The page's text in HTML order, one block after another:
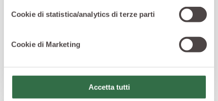
Cookie di statistica/analytics di terze parti
Cookie di Marketing
Accetta tutti
I CONSIGLI DI VALFRUTTA
gourmet di novembre che non ti aspetti
Vuoi sorprendere i tuoi ospiti o coccolarti con
qualcosa di speciale? Dimentica le solite vellutate:
prova gli abbinamenti autunnali più originali e